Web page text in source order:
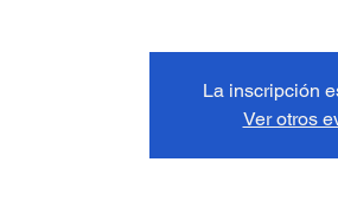
La inscripción
Ver otros